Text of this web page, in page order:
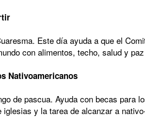
Este día ayuda a que el
con alimentos, techo, salud y
Nativoamericanos
de pascua. Ayuda con becas para
y la tarea de alcanzar a